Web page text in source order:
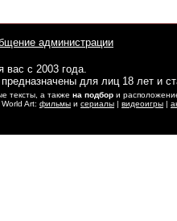
администрации
вас с 2003 года.
для лиц 18 лет и
тексты, а также на подбор и
Art: фильмы и сериалы | видеоигры |